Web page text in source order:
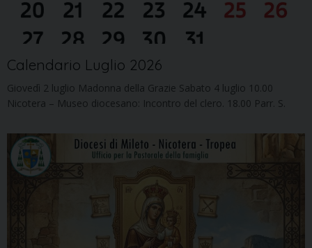
Calendario Luglio 2026
Giovedì 2 luglio Madonna della Grazie Sabato 4 luglio 10.00
Nicotera – Museo diocesano: Incontro del clero. 18.00 Parr. S.